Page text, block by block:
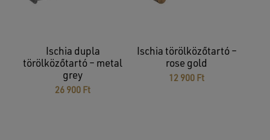
Nincsenek termékek a kosárban.
Ischia dupla
törölközőtartó – metal
grey
26 900 Ft
Ischia törölközőtartó –
rose gold
12 900 Ft